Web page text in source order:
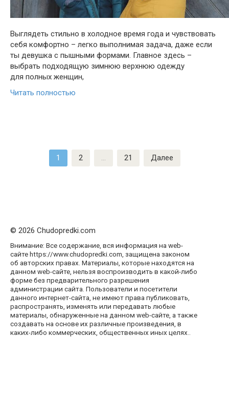
Выглядеть стильно в холодное время года и чувствовать
себя комфортно – легко выполнимая задача, даже если
ты девушка с пышными формами. Главное здесь –
выбрать подходящую зимнюю верхнюю одежду
для полных женщин,
Читать полностью
1 2 21 Далее
© 2026 Chudopredki.com
Внимание: Все содержание, вся информация на web-
сайте https://www.chudopredki.com, защищена законом
об авторских правах. Материалы, которые находятся на
данном web-сайте, нельзя воспроизводить в какой-либо
форме без предварительного разрешения
администрации сайта. Пользователи и посетители
данного интернет-сайта, не имеют права публиковать,
распространять, изменять или передавать любые
материалы, обнаруженные на данном web-сайте, а также
создавать на основе их различные произведения, в
каких-либо коммерческих, общественных иных целях..